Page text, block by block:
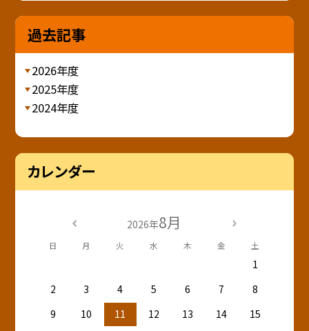
過去記事
2026年度
2025年度
2024年度
カレンダー
2026年8月
日 月 火 水 木 金 土
1
2
3 4 5 6 7
8
9
10 11 12 13 14
15